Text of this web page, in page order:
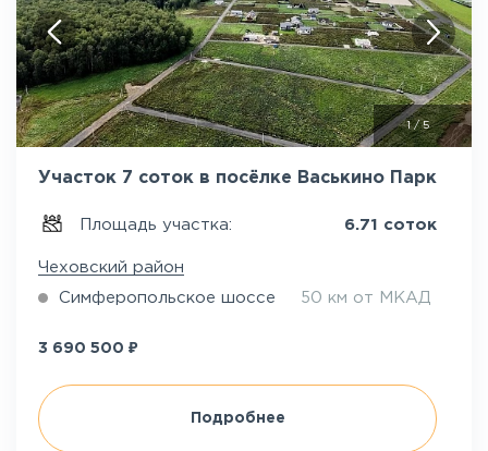
1/5
Участок 7 соток в посёлке Васькино Парк
Площадь участка: 6.71 соток
Чеховский район
Симферопольское шоссе 50 км от МКАД
3 690 500 ₽
Подробнее